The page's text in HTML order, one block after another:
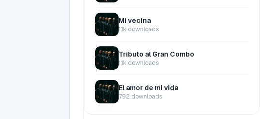
Mi vecina
1.1k downloads
Tributo al Gran Combo
1.1k downloads
El amor de mi vida
792 downloads